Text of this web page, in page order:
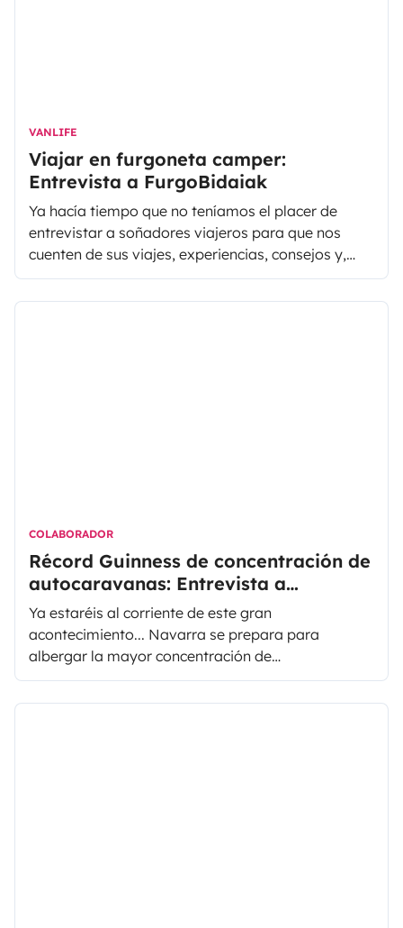
VANLIFE
Viajar en furgoneta camper:
Entrevista a FurgoBidaiak
Ya hacía tiempo que no teníamos el placer de
entrevistar a soñadores viajeros para que nos
cuenten de sus viajes, experiencias, consejos y,
sobre todo, del estilo de vida furgonetera. El
pasado mes de marzo, tuvimos la oportunidad de
COLABORADOR
Récord Guinness de concentración de
autocaravanas: Entrevista a
Tximeleta
Ya estaréis al corriente de este gran
acontecimiento... Navarra se prepara para
albergar la mayor concentración de
autocaravanas y furgonetas camper, el objetivo es
bastante ambicioso... ¡batir el Guinness World